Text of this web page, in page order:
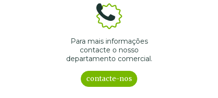
Para mais informações
contacte o nosso
departamento comercial.
contacte-nos